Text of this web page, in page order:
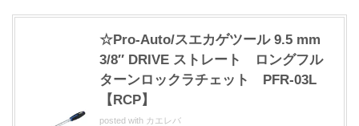
☆Pro-Auto/スエカゲツール 9.5 mm
3/8″ DRIVE ストレート ロングフル
ターンロックラチェット PFR-03L
【RCP】
posted with カエレバ